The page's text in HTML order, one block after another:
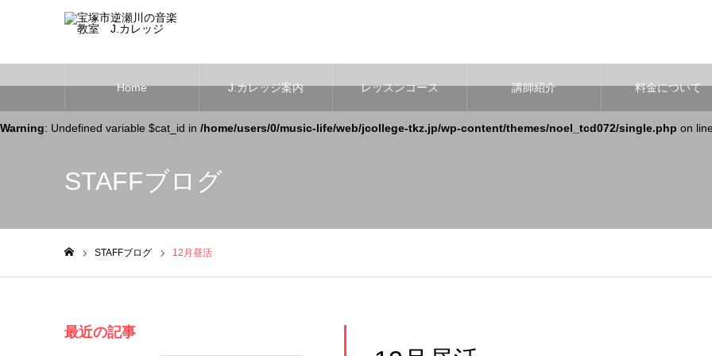
Home J.カレッジ案内 レッスンコース 講師紹介 料金について
Warning: Undefined variable $cat_id in /home/users/0/music-life/web/jcollege-tkz.jp/wp-content/themes/noel_tcd072/single.php on line
STAFFブログ
STAFFブログ 12月昼活
最近の記事